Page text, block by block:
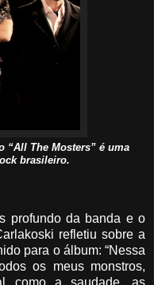
“All The Mosters” é uma
brasileiro.
profundo da banda e o
refletiu sobre a
para o álbum: “Nessa
os meus monstros,